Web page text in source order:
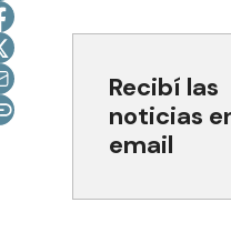
Recibí las
noticias
email